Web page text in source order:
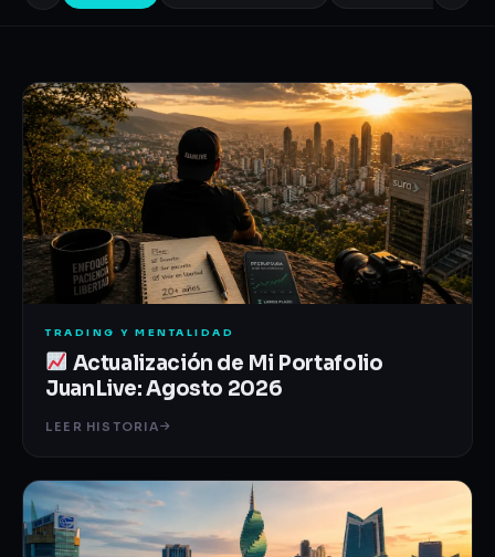
TRADING Y MENTALIDAD
Actualización de Mi Portafolio
JuanLive: Agosto 2026
LEER HISTORIA